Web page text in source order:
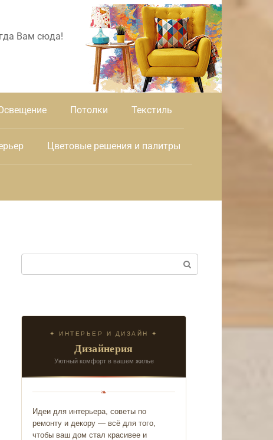
Вам сюда!
Потолки Текстиль
Цветовые решения и палитры
✦ ИНТЕРЬЕР И ДИЗАЙН ✦
Дизайнерия
Уютный комфорт в вашем жилье
❧
Идеи для интерьера, советы по
ремонту и декору — всё для того,
чтобы ваш дом стал красивее и